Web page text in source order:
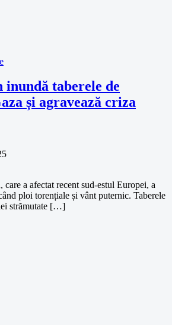
taberele de
și agravează criza
a afectat recent sud-estul Europei, a
ploi torențiale și vânt puternic. Taberele
strămutate […]